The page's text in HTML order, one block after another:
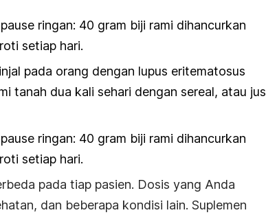
ringan: 40 gram biji rami dihancurkan
setiap hari.
pada orang dengan lupus eritematosus
tanah dua kali sehari dengan sereal, atau jus
ringan: 40 gram biji rami dihancurkan
setiap hari.
pada tiap pasien. Dosis yang Anda
dan beberapa kondisi lain. Suplemen